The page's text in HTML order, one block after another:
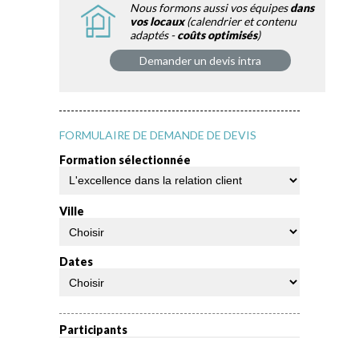
Nous formons aussi vos équipesdans
vos locaux(calendrier et contenu
adaptés -coûts optimisés)
Demander un devis intra
FORMULAIRE DE DEMANDE DE DEVIS
Formation sélectionnée
Ville
Dates
Participants